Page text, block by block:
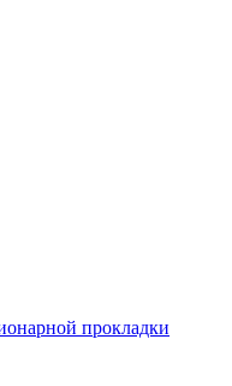
прокладки